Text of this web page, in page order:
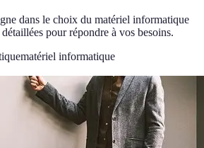
dans le choix du matériel informatique
pour répondre à vos besoins.
matériel informatique